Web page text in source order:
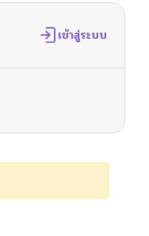
05/06/2026
05/06/2026
05/06/2026
เข้าสู่ระบบ